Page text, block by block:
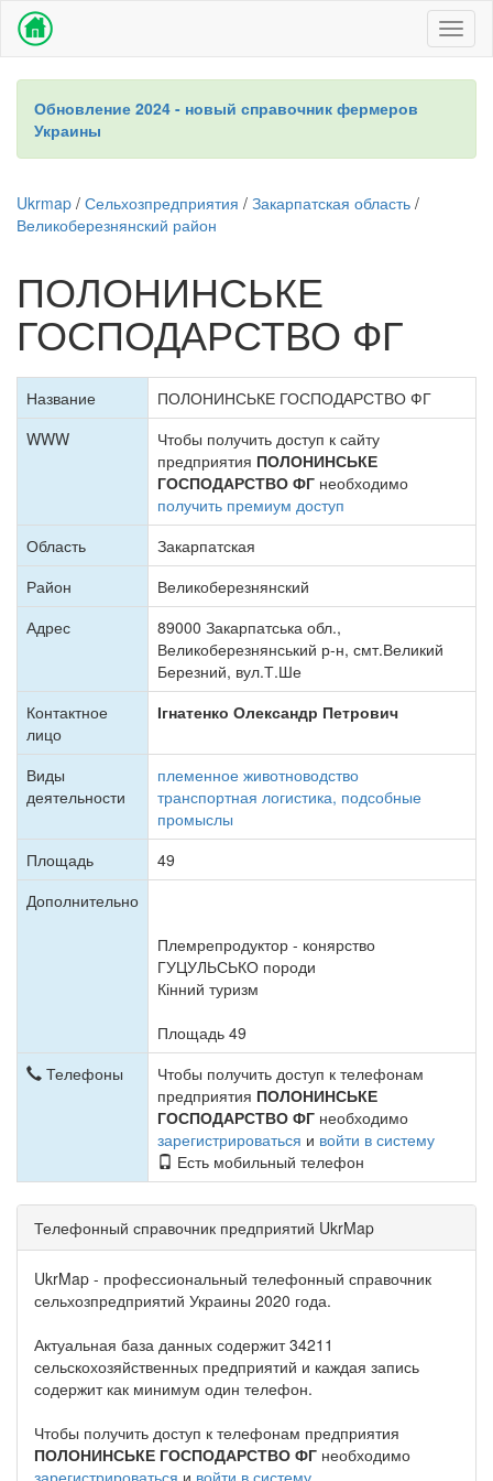
Обновление 2024 - новый справочник фермеров
Украины
Ukrmap / Сельхозпредприятия / Закарпатская область /
Великоберезнянский район
ПОЛОНИНСЬКЕ
ГОСПОДАРСТВО ФГ
Название
ПОЛОНИНСЬКЕ ГОСПОДАРСТВО ФГ
WWW
Чтобы получить доступ к сайту
предприятия ПОЛОНИНСЬКЕ
ГОСПОДАРСТВО ФГ необходимо
получить премиум доступ
Область
Закарпатская
Район
Великоберезнянский
Адрес
89000 Закарпатська обл.,
Великоберезнянський р-н, смт.Великий
Березний, вул.Т.Ше
Контактное
лицо
Ігнатенко Олександр Петрович
Виды
деятельности
племенное животноводство
транспортная логистика, подсобные
промыслы
Площадь
49
Дополнительно
Племрепродуктор - конярство
ГУЦУЛЬСЬКО породи
Кінний туризм
Площадь 49
Телефоны
Чтобы получить доступ к телефонам
предприятия ПОЛОНИНСЬКЕ
ГОСПОДАРСТВО ФГ необходимо
зарегистрироваться и войти в систему
Есть мобильный телефон
Телефонный справочник предприятий UkrMap
UkrMap - профессиональный телефонный справочник
сельхозпредприятий Украины 2020 года.
Актуальная база данных содержит 34211
сельскохозяйственных предприятий и каждая запись
содержит как минимум один телефон.
Чтобы получить доступ к телефонам предприятия
ПОЛОНИНСЬКЕ ГОСПОДАРСТВО ФГ необходимо
зарегистрироваться и войти в систему